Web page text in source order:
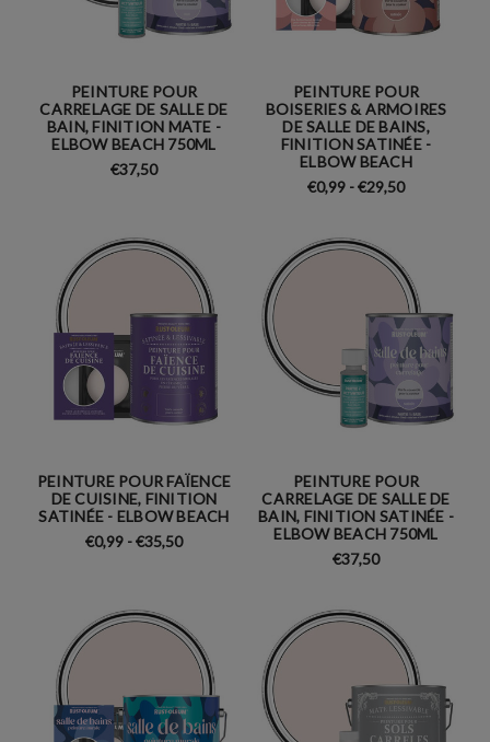
PEINTURE POUR
CARRELAGE DE SALLE DE
BAIN, FINITION MATE -
ELBOW BEACH 750ML
€37,50
PEINTURE POUR
BOISERIES & ARMOIRES
DE SALLE DE BAINS,
FINITION SATINÉE -
ELBOW BEACH
€0,99 - €29,50
PEINTURE POUR FAÏENCE
DE CUISINE, FINITION
SATINÉE - ELBOW BEACH
€0,99 - €35,50
PEINTURE POUR
CARRELAGE DE SALLE DE
BAIN, FINITION SATINÉE -
ELBOW BEACH 750ML
€37,50